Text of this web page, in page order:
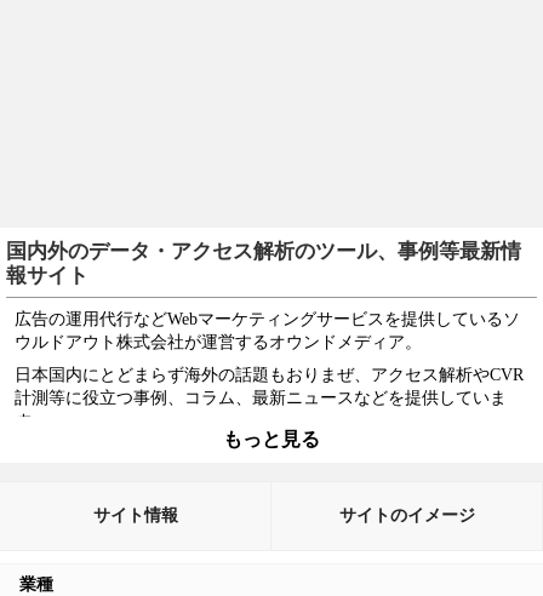
国内外のデータ・アクセス解析のツール、事例等最新情
報サイト
広告の運用代行などWebマーケティングサービスを提供しているソ
ウルドアウト株式会社が運営するオウンドメディア。
日本国内にとどまらず海外の話題もおりまぜ、アクセス解析やCVR
計測等に役立つ事例、コラム、最新ニュースなどを提供していま
す。
コンバージョンは、WEBマーケティングサービスへの問い合わせや
ページへのリンクが設置されています。
それ以降は更新が滞っているようです。
もっと見る
サイト情報 サイトのイメージ
業種